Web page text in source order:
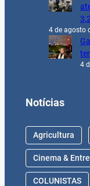
4 de agosto
4
Notícias
Agricultura
Cinema &
COLUNISTAS